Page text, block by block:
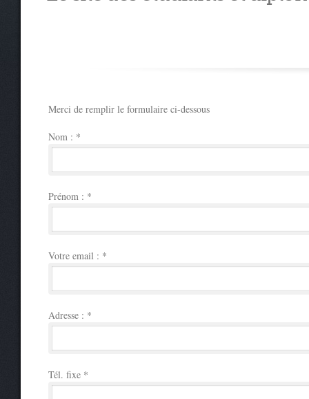
Merci de remplir le formulaire ci-dessous
Nom : *
Prénom : *
Votre email : *
Adresse : *
Tél. fixe *